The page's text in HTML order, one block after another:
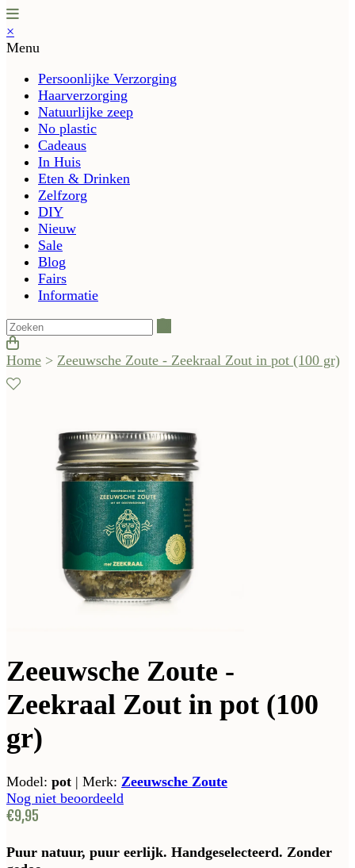
×
Menu
Persoonlijke Verzorging
Haarverzorging
Natuurlijke zeep
No plastic
Cadeaus
In Huis
Eten & Drinken
Zelfzorg
DIY
Nieuw
Sale
Blog
Fairs
Informatie
Home > Zeeuwsche Zoute - Zeekraal Zout in pot (100 gr)
Zeeuwsche Zoute -
Zeekraal Zout in pot (100
gr)
Model: pot | Merk: Zeeuwsche Zoute
Nog niet beoordeeld
€9,95
Puur natuur, puur eerlijk. Handgeselecteerd. Zonder